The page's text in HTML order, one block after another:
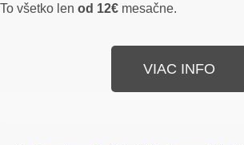
To všetko len od 12€ mesačne.
VIAC INFO